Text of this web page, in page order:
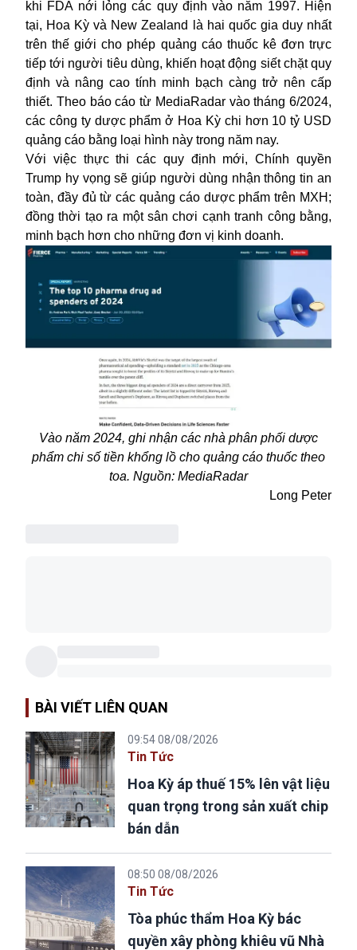
khi FDA nới lỏng các quy định vào năm 1997. Hiện
tại, Hoa Kỳ và New Zealand là hai quốc gia duy nhất
trên thế giới cho phép quảng cáo thuốc kê đơn trực
tiếp tới người tiêu dùng, khiến hoạt động siết chặt quy
định và nâng cao tính minh bạch càng trở nên cấp
thiết. Theo báo cáo từ MediaRadar vào tháng 6/2024,
các công ty dược phẩm ở Hoa Kỳ chi hơn 10 tỷ USD
quảng cáo bằng loại hình này trong năm nay.
Với việc thực thi các quy định mới, Chính quyền
Trump hy vọng sẽ giúp người dùng nhận thông tin an
toàn, đầy đủ từ các quảng cáo dược phẩm trên MXH;
đồng thời tạo ra một sân chơi cạnh tranh công bằng,
minh bạch hơn cho những đơn vị kinh doanh.
Vào năm 2024, ghi nhận các nhà phân phối dược
phẩm chi số tiền khổng lồ cho quảng cáo thuốc theo
toa. Nguồn: MediaRadar
Long Peter
BÀI VIẾT LIÊN QUAN
09:54 08/08/2026
Tin Tức
Hoa Kỳ áp thuế 15% lên vật liệu
quan trọng trong sản xuất chip
bán dẫn
08:50 08/08/2026
Tin Tức
Tòa phúc thẩm Hoa Kỳ bác
quyền xây phòng khiêu vũ Nhà